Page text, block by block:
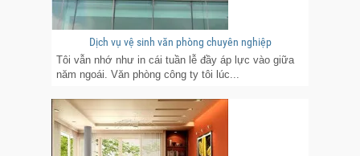
Dịch vụ vệ sinh văn phòng chuyên nghiệp
Tôi vẫn nhớ như in cái tuần lễ đầy áp lực vào giữa
năm ngoái. Văn phòng công ty tôi lúc...